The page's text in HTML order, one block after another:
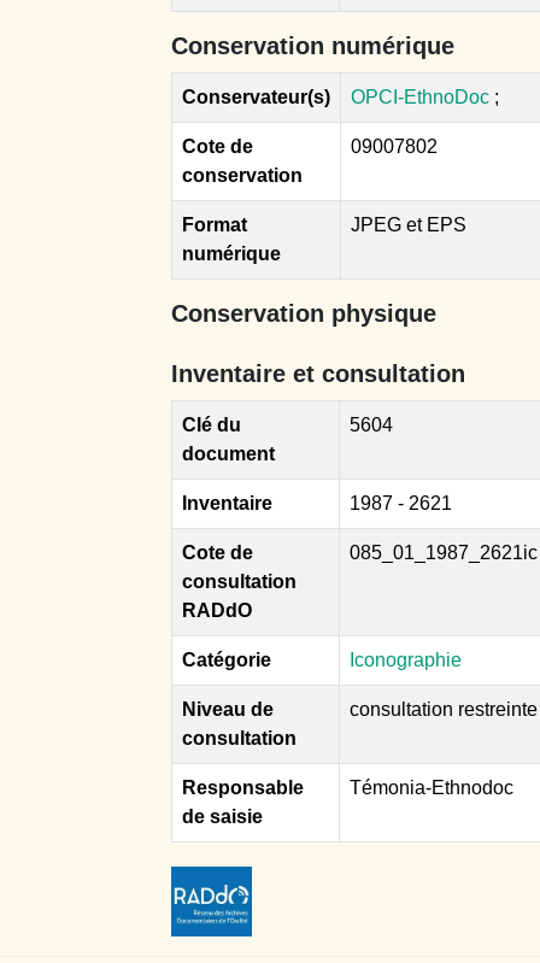
Conservation numérique
Conservateur(s) OPCI-EthnoDoc ;
Cote de
conservation
09007802
Format
numérique
JPEG et EPS
Conservation physique
Inventaire et consultation
Clé du
document
5604
Inventaire 1987 - 2621
Cote de
consultation
RADdO
085_01_1987_2621ic
Catégorie Iconographie
Niveau de
consultation
consultation restreinte
Responsable
de saisie
Témonia-Ethnodoc